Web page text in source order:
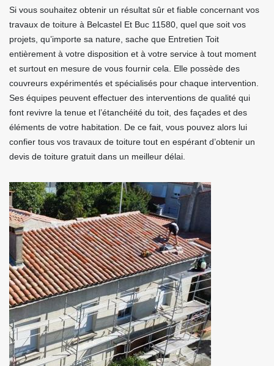
Si vous souhaitez obtenir un résultat sûr et fiable concernant vos
travaux de toiture à Belcastel Et Buc 11580, quel que soit vos
projets, qu’importe sa nature, sache que Entretien Toit
entièrement à votre disposition et à votre service à tout moment
et surtout en mesure de vous fournir cela. Elle possède des
couvreurs expérimentés et spécialisés pour chaque intervention.
Ses équipes peuvent effectuer des interventions de qualité qui
font revivre la tenue et l’étanchéité du toit, des façades et des
éléments de votre habitation. De ce fait, vous pouvez alors lui
confier tous vos travaux de toiture tout en espérant d’obtenir un
devis de toiture gratuit dans un meilleur délai.